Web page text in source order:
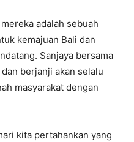
adalah sebuah
kemajuan Bali dan
Sanjaya bersama
berjanji akan selalu
masyarakat dengan
kita pertahankan yang